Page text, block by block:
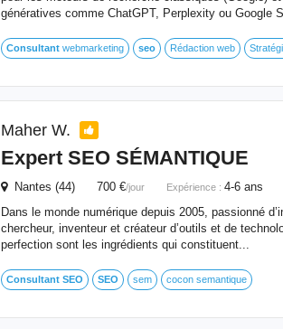
génératives comme ChatGPT, Perplexity ou Google
Consultantwebmarketing seo Rédaction web
Maher W.
Expert SEOSÉMANTIQUE
Nantes (44) 700 €/jour Expérience : 4-6 ans
Dans le monde numérique depuis 2005, passionné
chercheur, inventeur et créateur d’outils et de
perfection sont les ingrédients qui constituent...
Consultant SEO SEO sem cocon semantique